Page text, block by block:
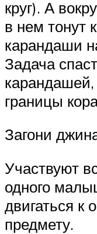
круг). А
в нем тонут
карандаши
Задача
карандашей,
границы
Загони
Участвуют
одного
двигаться к
предмету.